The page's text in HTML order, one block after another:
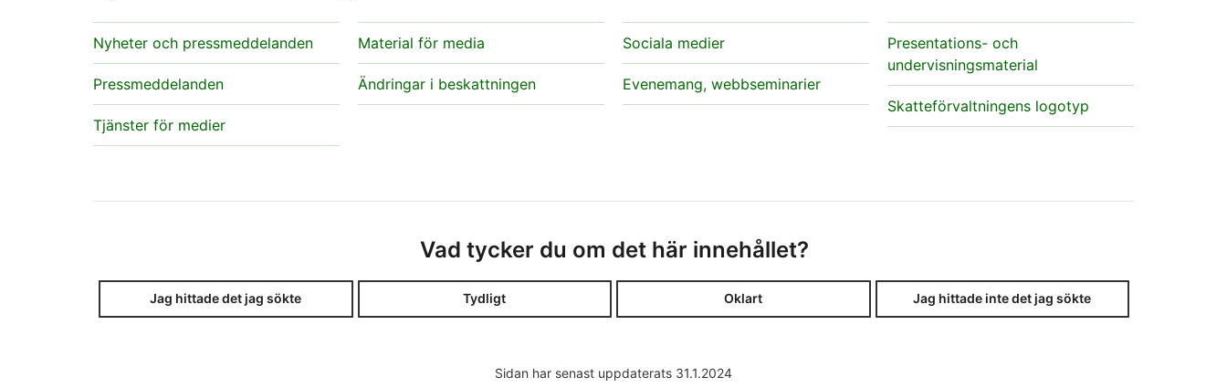
Nyheter och pressmeddelanden
Pressmeddelanden
Tjänster för medier
Material för media
Ändringar i beskattningen
Sociala medier
Evenemang, webbseminarier
Presentations- och
undervisningsmaterial
Skatteförvaltningens logotyp
Vad tycker du om det här innehållet?
Jag hittade det jag sökte Tydligt Oklart Jag hittade inte det jag sökte
Sidan har senast uppdaterats 31.1.2024